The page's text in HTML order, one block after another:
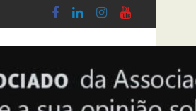
de 28 de Janeiro
de transposição da Diretiva